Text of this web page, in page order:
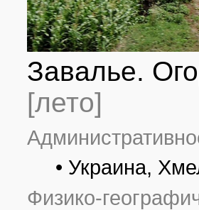
Завалье.
[лето]
• Украина,
Физико-